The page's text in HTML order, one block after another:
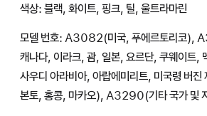
색상: 블랙, 화이트, 핑크, 틸, 울트라마린
모델 번호: A3082(미국, 푸에르토리코),
캐나다, 이라크, 괌, 일본, 요르단, 쿠웨이트,
사우디 아라비아, 아랍에미리트, 미국령 버
본토, 홍콩, 마카오), A3290(기타 국가 및